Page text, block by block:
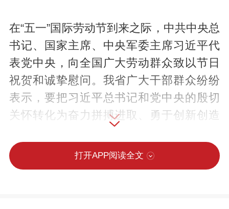
在“五一”国际劳动节到来之际，中共中央总
书记、国家主席、中央军委主席习近平代
表党中央，向全国广大劳动群众致以节日
祝贺和诚挚慰问。我省广大干部群众纷纷
表示，要把习近平总书记和党中央的殷切
关怀转化为奋力拼搏进取、勇于创新创造
神、工匠精神，苦干实干、敬业奉献，在
推动经济社会高质量发展中发挥主力军作
打开APP阅读全文